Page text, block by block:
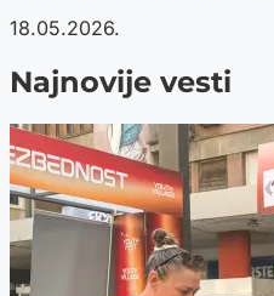
18.05.2026.
Najnovije vesti